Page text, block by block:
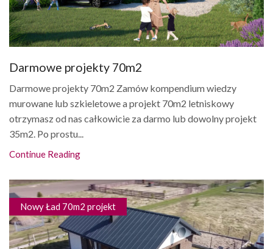
Darmowe projekty 70m2
Darmowe projekty 70m2 Zamów kompendium wiedzy
murowane lub szkieletowe a projekt 70m2 letniskowy
otrzymasz od nas całkowicie za darmo lub dowolny projekt
35m2. Po prostu...
Continue Reading
Nowy Ład 70m2 projekt